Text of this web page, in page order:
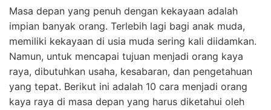
Masa depan yang penuh dengan kekayaan adalah
impian banyak orang. Terlebih lagi bagi anak muda,
memiliki kekayaan di usia muda sering kali diidamkan.
Namun, untuk mencapai tujuan menjadi orang kaya
raya, dibutuhkan usaha, kesabaran, dan pengetahuan
yang tepat. Berikut ini adalah 10 cara menjadi orang
kaya raya di masa depan yang harus diketahui oleh